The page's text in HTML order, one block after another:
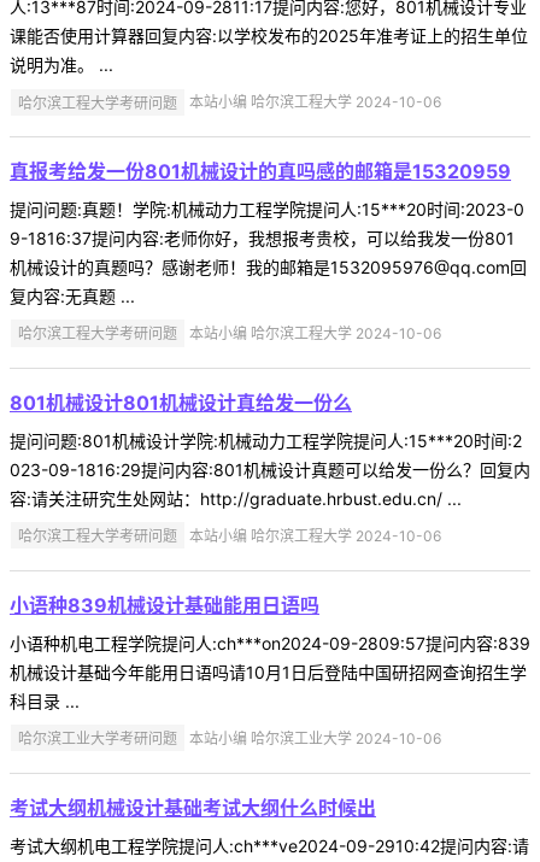
人:13***87时间:2024-09-2811:17提问内容:您好，801机械设计专业
课能否使用计算器回复内容:以学校发布的2025年准考证上的招生单位
说明为准。 ...
哈尔滨工程大学考研问题 本站小编 哈尔滨工程大学 2024-10-06
真报考给发一份801机械设计的真吗感的邮箱是15320959
提问问题:真题！学院:机械动力工程学院提问人:15***20时间:2023-0
9-1816:37提问内容:老师你好，我想报考贵校，可以给我发一份801
机械设计的真题吗？感谢老师！我的邮箱是1532095976@qq.com回
复内容:无真题 ...
哈尔滨工程大学考研问题 本站小编 哈尔滨工程大学 2024-10-06
801机械设计801机械设计真给发一份么
提问问题:801机械设计学院:机械动力工程学院提问人:15***20时间:2
023-09-1816:29提问内容:801机械设计真题可以给发一份么？回复内
容:请关注研究生处网站：http://graduate.hrbust.edu.cn/ ...
哈尔滨工程大学考研问题 本站小编 哈尔滨工程大学 2024-10-06
小语种839机械设计基础能用日语吗
小语种机电工程学院提问人:ch***on2024-09-2809:57提问内容:839
机械设计基础今年能用日语吗请10月1日后登陆中国研招网查询招生学
科目录 ...
哈尔滨工业大学考研问题 本站小编 哈尔滨工业大学 2024-10-06
考试大纲机械设计基础考试大纲什么时候出
考试大纲机电工程学院提问人:ch***ve2024-09-2910:42提问内容:请